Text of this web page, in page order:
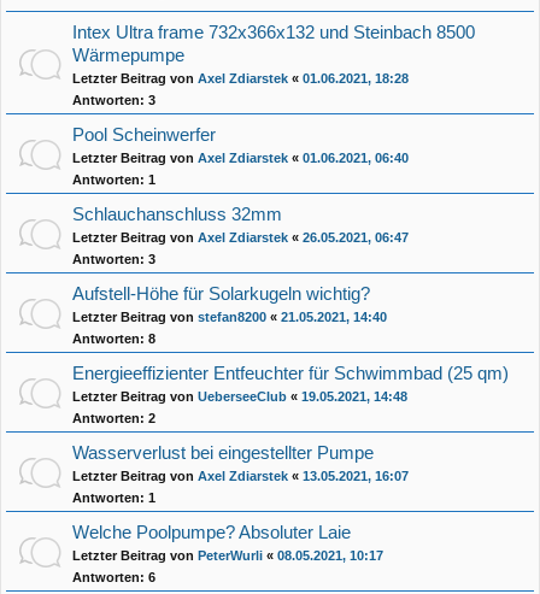
Intex Ultra frame 732x366x132 und Steinbach 8500
Wärmepumpe
Letzter Beitrag von Axel Zdiarstek « 01.06.2021, 18:28
Antworten: 3
Pool Scheinwerfer
Letzter Beitrag von Axel Zdiarstek « 01.06.2021, 06:40
Antworten: 1
Schlauchanschluss 32mm
Letzter Beitrag von Axel Zdiarstek « 26.05.2021, 06:47
Antworten: 3
Aufstell-Höhe für Solarkugeln wichtig?
Letzter Beitrag von stefan8200 « 21.05.2021, 14:40
Antworten: 8
Energieeffizienter Entfeuchter für Schwimmbad (25 qm)
Letzter Beitrag von UeberseeClub « 19.05.2021, 14:48
Antworten: 2
Wasserverlust bei eingestellter Pumpe
Letzter Beitrag von Axel Zdiarstek « 13.05.2021, 16:07
Antworten: 1
Welche Poolpumpe? Absoluter Laie
Letzter Beitrag von PeterWurli « 08.05.2021, 10:17
Antworten: 6